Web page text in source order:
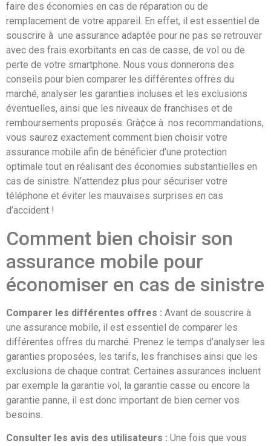
faire des économies en cas de réparation ou de
remplacement de votre appareil. En effet, il est essentiel de
souscrire à une assurance adaptée pour ne pas se retrouver
avec des frais exorbitants en cas de casse, de vol ou de
perte de votre smartphone. Nous vous donnerons des
conseils pour bien comparer les différentes offres du
marché, analyser les garanties incluses et les exclusions
éventuelles, ainsi que les niveaux de franchises et de
remboursements proposés. Grà¢ce à nos recommandations,
vous saurez exactement comment bien choisir votre
assurance mobile afin de bénéficier d’une protection
optimale tout en réalisant des économies substantielles en
cas de sinistre. N’attendez plus pour sécuriser votre
téléphone et éviter les mauvaises surprises en cas
d’accident !
Comment bien choisir son
assurance mobile pour
économiser en cas de sinistre
Comparer les différentes offres : Avant de souscrire à
une assurance mobile, il est essentiel de comparer les
différentes offres du marché. Prenez le temps d’analyser les
garanties proposées, les tarifs, les franchises ainsi que les
exclusions de chaque contrat. Certaines assurances incluent
par exemple la garantie vol, la garantie casse ou encore la
garantie panne, il est donc important de bien cerner vos
besoins.
Consulter les avis des utilisateurs : Une fois que vous